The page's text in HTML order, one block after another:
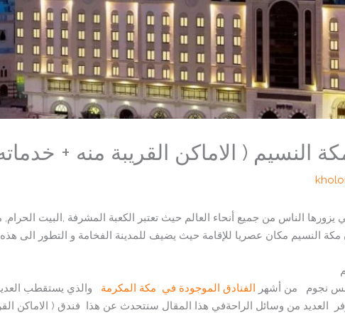
النسيم ( الاماكن القريبة منه +
يزورها الناس من جميع أنحاء العالم حيث تعتبر الكعبة المشرفة ,البيت
النسيم مكان عصريا للإقامة حيث يضيف للمدينة الفخامة و التطور الى
نجوم من أشهر الفنادق الموجودة في مكة المكرمة
والذي يستقطب
العديد من وسائل الراحةفي هذا المقال سنتحدث عن هذا فندق ( الاماكن